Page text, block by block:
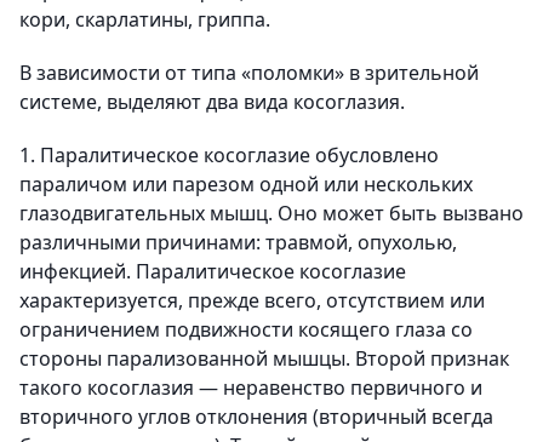
кори, скарлатины, гриппа.
В зависимости от типа «поломки» в зрительной
системе, выделяют два вида косоглазия.
1. Паралитическое косоглазие обусловлено
параличом или парезом одной или нескольких
глазодвигательных мышц. Оно может быть вызвано
различными причинами: травмой, опухолью,
инфекцией. Паралитическое косоглазие
характеризуется, прежде всего, отсутствием или
ограничением подвижности косящего глаза со
стороны парализованной мышцы. Второй признак
такого косоглазия — неравенство первичного и
вторичного углов отклонения (вторичный всегда